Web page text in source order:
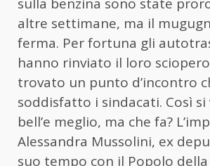
sulla benzina sono state
altre settimane, ma il
ferma. Per fortuna gli
hanno rinviato il loro
trovato un punto d’incontro
soddisfatto i sindacati. Così si
bell’e meglio, ma che fa?
Alessandra Mussolini, ex
suo tempo con il Popolo